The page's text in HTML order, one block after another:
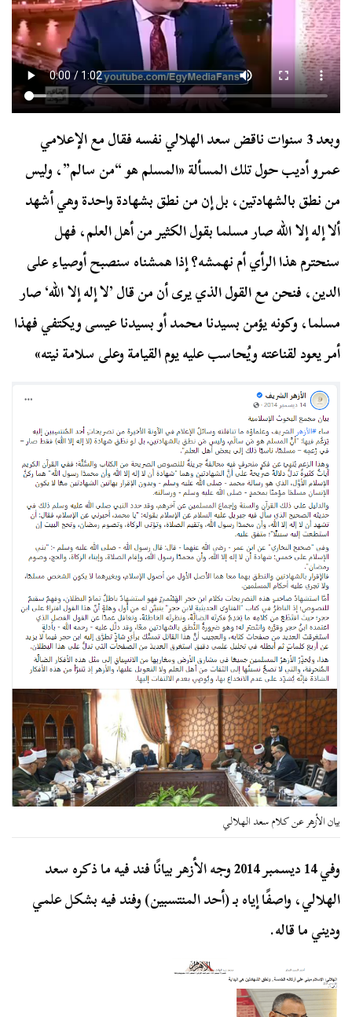
وبعد 3 سنوات ناقض سعد الهلالي نفسه فقال مع الإعلامي
عمرو أديب حول تلك المسألة «المسلم هو “من سالم”، وليس
من نطق بالشهادتين، بل إن من نطق بشهادة واحدة وهي أشهد
ألا إله إلا الله صار مسلما بقول الكثير من أهل العلم، فهل
سنحترم هذا الرأي أم نهمشه؟ إذا همشناه سنصبح أوصياء على
الدين، فنحن مع القول الذي يرى أن من قال ’لا إله إلا الله‘ صار
مسلما، وكونه يؤمن بسيدنا محمد أو بسيدنا عيسى ويكتفي فهذا
أمر يعود لقناعته ويُحاسب عليه يوم القيامة وعلى سلامة نيته»
بيان الأزهر عن كلام سعد الهلالي
وفي 14 ديسمبر 2014 وجه الأزهر بيانًا فند فيه ما ذكره سعد
الهلالي، واصفًا إياه بـ (أحد المنتسبين) وفند فيه بشكل علمي
وديني ما قاله.